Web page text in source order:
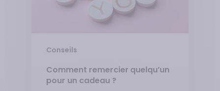
Conseils
Comment remercier quelqu’un
pour un cadeau ?